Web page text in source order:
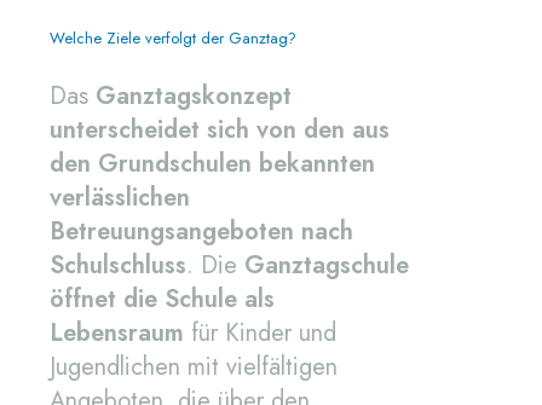
Welche Ziele verfolgt der Ganztag?
Das Ganztagskonzept
unterscheidet sich von den aus
den Grundschulen bekannten
verlässlichen
Betreuungsangeboten nach
Schulschluss. Die Ganztagschule
öffnet die Schule als
Lebensraum für Kinder und
Jugendlichen mit vielfältigen